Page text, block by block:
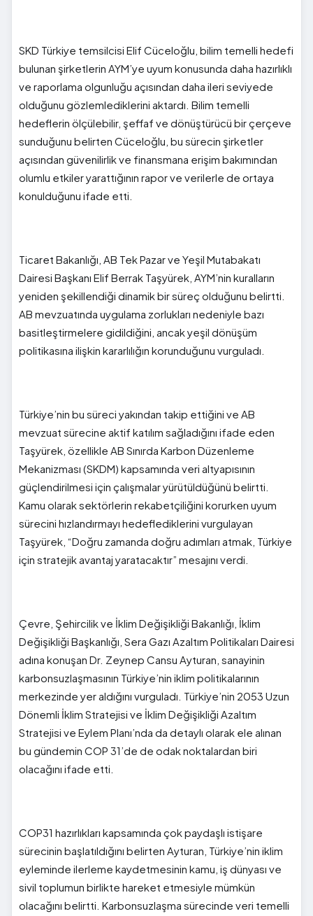
SKD Türkiye temsilcisi Elif Cüceloğlu, bilim temelli hedefi
bulunan şirketlerin AYM’ye uyum konusunda daha hazırlıklı
ve raporlama olgunluğu açısından daha ileri seviyede
olduğunu gözlemlediklerini aktardı. Bilim temelli
hedeflerin ölçülebilir, şeffaf ve dönüştürücü bir çerçeve
sunduğunu belirten Cüceloğlu, bu sürecin şirketler
açısından güvenilirlik ve finansmana erişim bakımından
olumlu etkiler yarattığının rapor ve verilerle de ortaya
konulduğunu ifade etti.
Ticaret Bakanlığı, AB Tek Pazar ve Yeşil Mutabakatı
Dairesi Başkanı Elif Berrak Taşyürek, AYM’nin kuralların
yeniden şekillendiği dinamik bir süreç olduğunu belirtti.
AB mevzuatında uygulama zorlukları nedeniyle bazı
basitleştirmelere gidildiğini, ancak yeşil dönüşüm
politikasına ilişkin kararlılığın korunduğunu vurguladı.
Türkiye’nin bu süreci yakından takip ettiğini ve AB
mevzuat sürecine aktif katılım sağladığını ifade eden
Taşyürek, özellikle AB Sınırda Karbon Düzenleme
Mekanizması (SKDM) kapsamında veri altyapısının
güçlendirilmesi için çalışmalar yürütüldüğünü belirtti.
Kamu olarak sektörlerin rekabetçiliğini korurken uyum
sürecini hızlandırmayı hedeflediklerini vurgulayan
Taşyürek, “Doğru zamanda doğru adımları atmak, Türkiye
için stratejik avantaj yaratacaktır” mesajını verdi.
Çevre, Şehircilik ve İklim Değişikliği Bakanlığı, İklim
Değişikliği Başkanlığı, Sera Gazı Azaltım Politikaları Dairesi
adına konuşan Dr. Zeynep Cansu Ayturan, sanayinin
karbonsuzlaşmasının Türkiye’nin iklim politikalarının
merkezinde yer aldığını vurguladı. Türkiye’nin 2053 Uzun
Dönemli İklim Stratejisi ve İklim Değişikliği Azaltım
Stratejisi ve Eylem Planı’nda da detaylı olarak ele alınan
bu gündemin COP 31’de de odak noktalardan biri
olacağını ifade etti.
COP31 hazırlıkları kapsamında çok paydaşlı istişare
sürecinin başlatıldığını belirten Ayturan, Türkiye’nin iklim
eyleminde ilerleme kaydetmesinin kamu, iş dünyası ve
sivil toplumun birlikte hareket etmesiyle mümkün
olacağını belirtti. Karbonsuzlaşma sürecinde veri temelli